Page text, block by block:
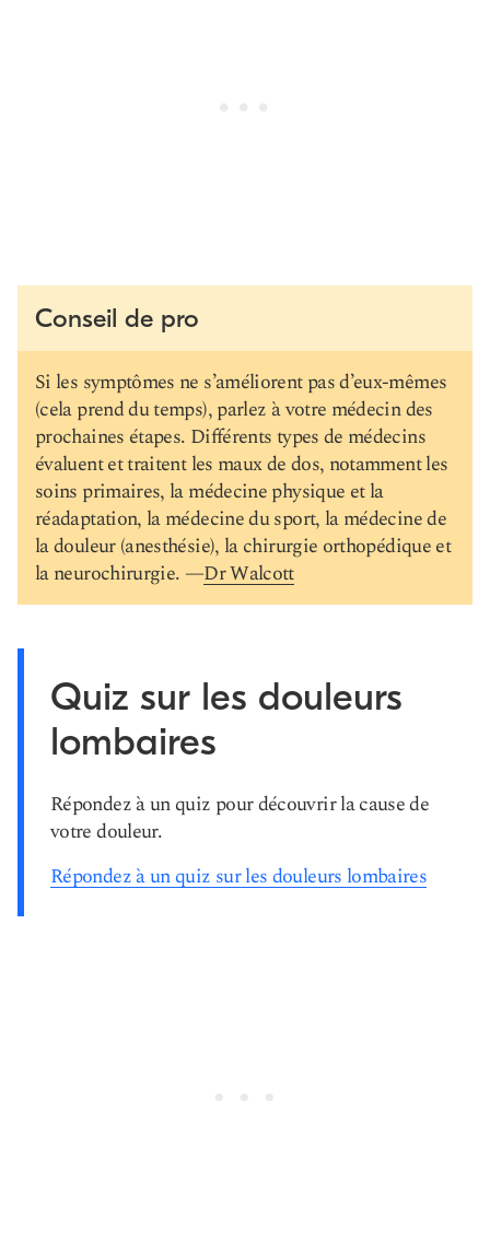
Conseil de pro
Si les symptômes ne s’améliorent pas d’eux-mêmes
(cela prend du temps), parlez à votre médecin des
prochaines étapes. Différents types de médecins
évaluent et traitent les maux de dos, notamment les
soins primaires, la médecine physique et la
réadaptation, la médecine du sport, la médecine de
la douleur (anesthésie), la chirurgie orthopédique et
la neurochirurgie. —Dr Walcott
Quiz sur les douleurs
lombaires
Répondez à un quiz pour découvrir la cause de
votre douleur.
Répondez à un quiz sur les douleurs lombaires